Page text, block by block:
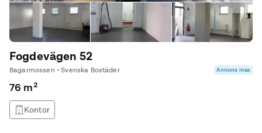
Fogdevägen 52
Bagarmossen • Svenska Bostäder Annons max
76 m²
Kontor